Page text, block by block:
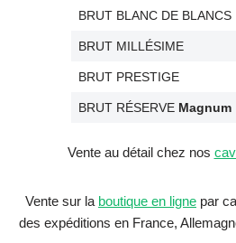
BRUT BLANC DE BLANCS
BRUT MILLÉSIME
BRUT PRESTIGE
BRUT RÉSERVE Magnum
Vente au détail chez nos
Vente sur la boutique en ligne par
des expéditions en France,